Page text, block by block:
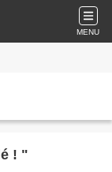
MENU
"La trahison est un pays surpeuplé ! "